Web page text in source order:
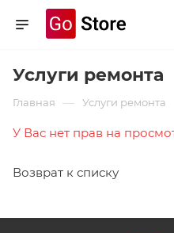
Услуги ремонта
Главная — Услуги ремонта
У Вас нет прав на
Возврат к списку